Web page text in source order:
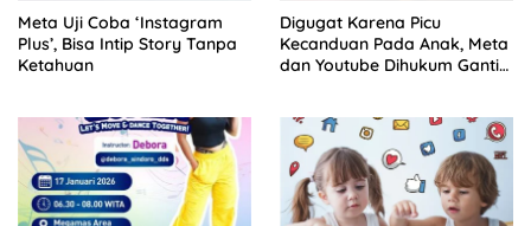
Meta Uji Coba ‘Instagram
Plus’, Bisa Intip Story Tanpa
Ketahuan
Digugat Karena Picu
Kecanduan Pada Anak, Meta
dan Youtube Dihukum Ganti